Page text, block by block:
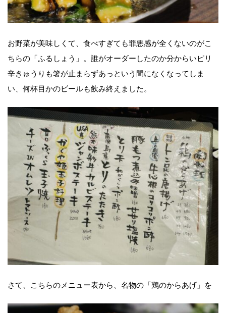
お野菜が美味しくて、食べすぎても罪悪感が全くないのがこ
ちらの「ふるしょう」。誰がオーダーしたのか分からいピリ
辛きゅうりも箸が止まらずあっという間になくなってしま
い、何杯目かのビールも飲み終えました。
さて、こちらのメニュー表から、名物の「鶏のからあげ」を